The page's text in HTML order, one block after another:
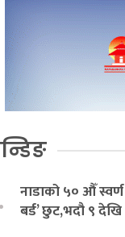
नाडाको ५० औँ स्वर्ण
बर्ड’ छुट,भदौ ९